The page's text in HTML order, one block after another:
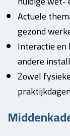
Actuele
gezond
Interactie en
andere
Zowel